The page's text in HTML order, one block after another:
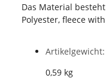
Das Material
Polyester, fleece
Artikelgewicht:
0,59 kg